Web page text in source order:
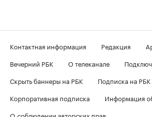
Контактная информация Редакция
Вечерний РБК
О телеканале
Скрыть баннеры на РБК
Подписка на РБК
Корпоративная подписка
Информация
О соблюдении авторских прав